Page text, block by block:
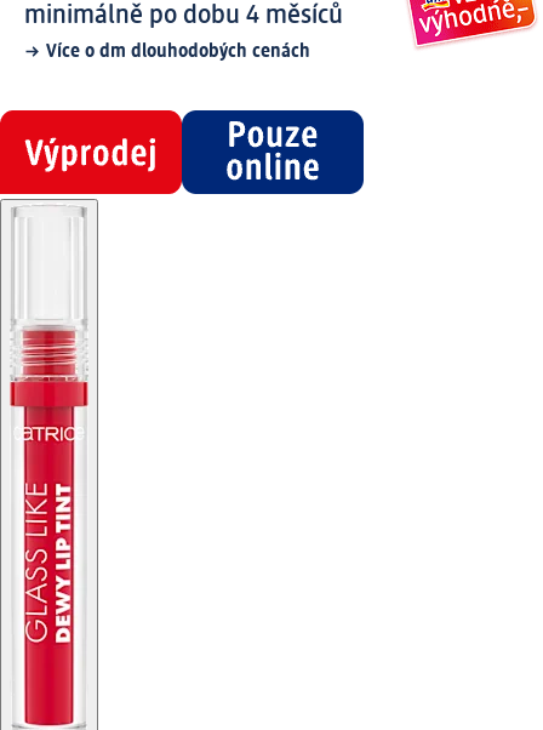
minimálně po dobu 4 měsíců
Více o dm dlouhodobých cenách